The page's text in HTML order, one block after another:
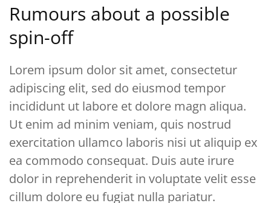
Rumours about a possible
spin-off
Lorem ipsum dolor sit amet, consectetur
adipiscing elit, sed do eiusmod tempor
incididunt ut labore et dolore magn aliqua.
Ut enim ad minim veniam, quis nostrud
exercitation ullamco laboris nisi ut aliquip ex
ea commodo consequat. Duis aute irure
dolor in reprehenderit in voluptate velit esse
cillum dolore eu fugiat nulla pariatur.